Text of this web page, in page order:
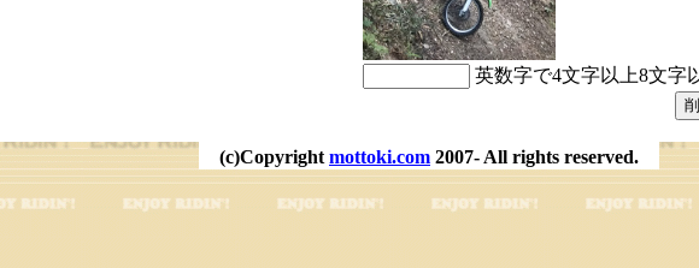
英数字で4文字以上8文字
(c)Copyright mottoki.com 2007- All rights reserved.